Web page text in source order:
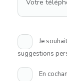
Votre
Je
suggestions
En